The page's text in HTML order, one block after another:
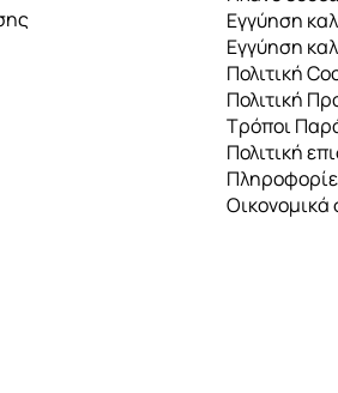
Εγγύηση
Εγγύηση
Πολιτική
Πολιτική
Τρόποι
Πολιτική
Οικονομικά